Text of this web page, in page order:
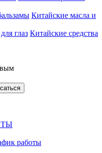
Китайские масла и
Китайские средства
работы